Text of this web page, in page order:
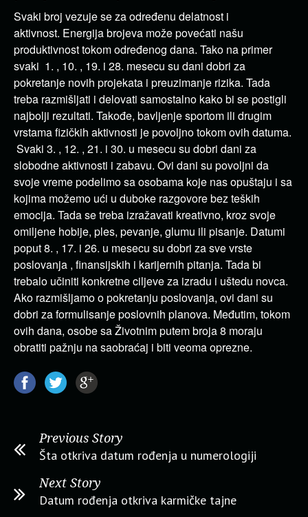
Svaki broj vezuje se za određenu delatnost i
aktivnost. Energija brojeva može povećati našu
produktivnost tokom određenog dana. Tako na primer
svaki 1. , 10. , 19. i 28. mesecu su dani dobri za
pokretanje novih projekata i preuzimanje rizika. Tada
treba razmišljati i delovati samostalno kako bi se postigli
najbolji rezultati. Takođe, bavljenje sportom ili drugim
vrstama fizičkih aktivnosti je povoljno tokom ovih datuma.
Svaki 3. , 12. , 21. i 30. u mesecu su dobri dani za
slobodne aktivnosti i zabavu. Ovi dani su povoljni da
svoje vreme podelimo sa osobama koje nas opuštaju i sa
kojima možemo ući u duboke razgovore bez teških
emocija. Tada se treba izražavati kreativno, kroz svoje
omiljene hobije, ples, pevanje, glumu ili pisanje. Datumi
poput 8. , 17. i 26. u mesecu su dobri za sve vrste
poslovanja , finansijskih i karijernih pitanja. Tada bi
trebalo učiniti konkretne ciljeve za izradu i uštedu novca.
Ako razmišljamo o pokretanju poslovanja, ovi dani su
dobri za formulisanje poslovnih planova. Međutim, tokom
ovih dana, osobe sa Životnim putem broja 8 moraju
obratiti pažnju na saobraćaj i biti veoma oprezne.
Previous Story
Šta otkriva datum rođenja u numerologiji
Next Story
Datum rođenja otkriva karmičke tajne